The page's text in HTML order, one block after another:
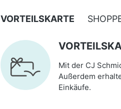
VORTEILSKARTE
Mit der CJ
Außerdem
Einkäufe.